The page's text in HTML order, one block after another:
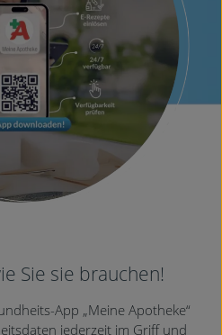
Sie sie brauchen!
App „Meine Apotheke“
jederzeit im Griff und